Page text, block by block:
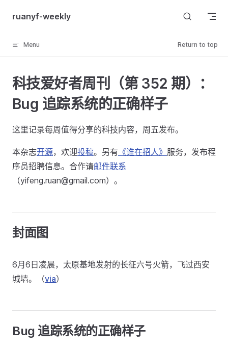
Skip to content
ruanyf-weekly
Menu Return to top
科技爱好者周刊（第 352 期）：
Bug 追踪系统的正确样子
这里记录每周值得分享的科技内容，周五发布。
本杂志开源，欢迎投稿。另有 《谁在招人》 服务，发布程
序员招聘信息。合作请邮件联系
（yifeng.ruan@gmail.com）。
封面图
6月6日凌晨，太原基地发射的长征六号火箭，飞过西安
城墙。（via）
Bug 追踪系统的正确样子